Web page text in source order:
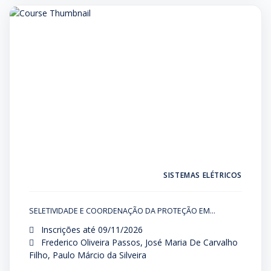
SISTEMAS ELÉTRICOS
SELETIVIDADE E COORDENAÇÃO DA PROTEÇÃO EM
Inscrições até 09/11/2026
Frederico Oliveira Passos, José Maria De Carvalho
Filho, Paulo Márcio da Silveira